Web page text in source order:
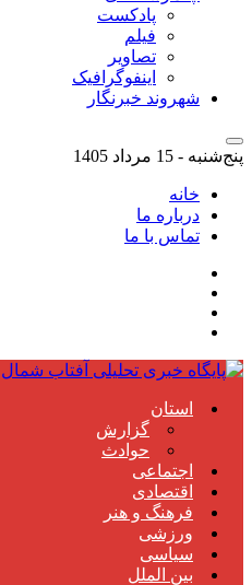
پادکست
فیلم
تصاویر
اینفوگرافیک
شهروند خبرنگار
پنج‌شنبه - 15 مرداد 1405
خانه
درباره ما
تماس با ما
استان
گزارش
حوادث
اجتماعی
اقتصادی
فرهنگ و هنر
ورزشی
سیاسی
بین الملل